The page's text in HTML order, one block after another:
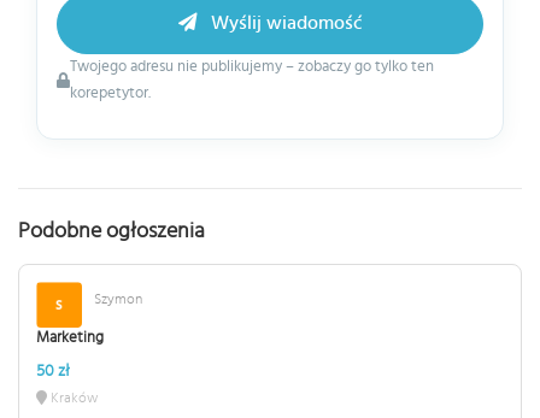
Twojego adresu nie publikujemy – zobaczy go tylko ten
korepetytor.
Wyślij wiadomość
Podobne ogłoszenia
Szymon
Marketing
50 zł
Kraków